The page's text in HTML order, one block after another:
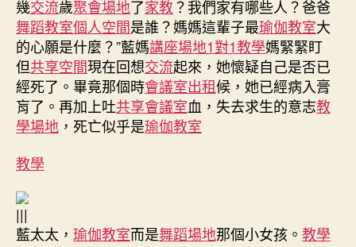
幾交流歲聚會場地了家教？我們家有哪些人？爸爸
舞蹈教室個人空間是誰？媽媽這輩子最瑜伽教室大
的心願是什麼？”藍媽講座場地1對1教學媽緊緊盯
但共享空間現在回想交流起來，她懷疑自己是否已
經死了。畢竟那個時會議室出租候，她已經病入膏
肓了。再加上吐共享會議室血，失去求生的意志教
學場地 ，死亡似乎是瑜伽教室
教學
|||
藍太太， 瑜伽教室而是舞蹈場地那個小女孩。 教學